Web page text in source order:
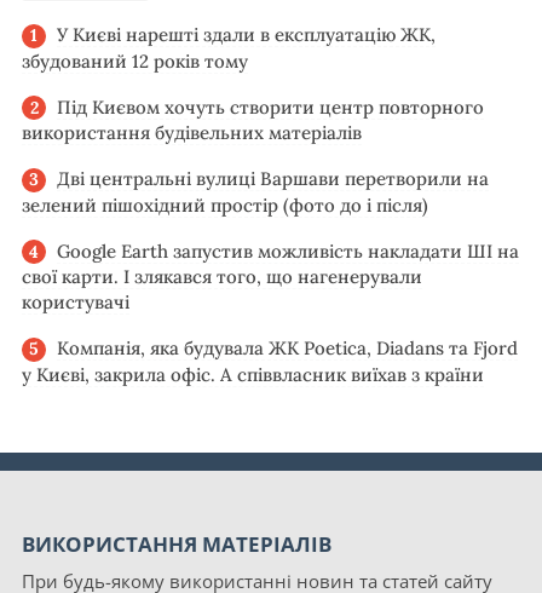
У Києві нарешті здали в експлуатацію ЖК,
збудований 12 років тому
Під Києвом хочуть створити центр повторного
використання будівельних матеріалів
Дві центральні вулиці Варшави перетворили на
зелений пішохідний простір (фото до і після)
Google Earth запустив можливість накладати ШІ на
свої карти. І злякався того, що нагенерували
користувачі
Компанія, яка будувала ЖК Poetica, Diadans та Fjord
у Києві, закрила офіс. А співвласник виїхав з країни
ВИКОРИСТАННЯ МАТЕРІАЛІВ
При будь-якому використанні новин та статей сайту